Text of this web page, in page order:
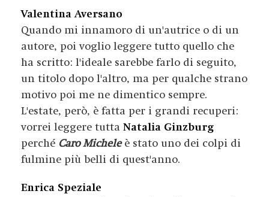
Valentina Aversano
Quando mi innamoro di un'autrice o di un
autore, poi voglio leggere tutto quello che
ha scritto: l'ideale sarebbe farlo di seguito,
un titolo dopo l'altro, ma per qualche strano
motivo poi me ne dimentico sempre.
L'estate, però, è fatta per i grandi recuperi:
vorrei leggere tutta Natalia Ginzburg
perché Caro Micheleè stato uno dei colpi di
fulmine più belli di quest'anno.
Enrica Speziale